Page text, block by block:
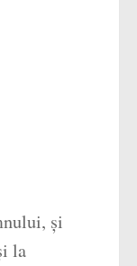
și
la